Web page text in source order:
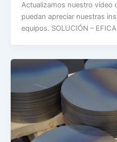
Actualizamos nuestro vídeo
puedan apreciar nuestras
equipos. SOLUCIÓN –